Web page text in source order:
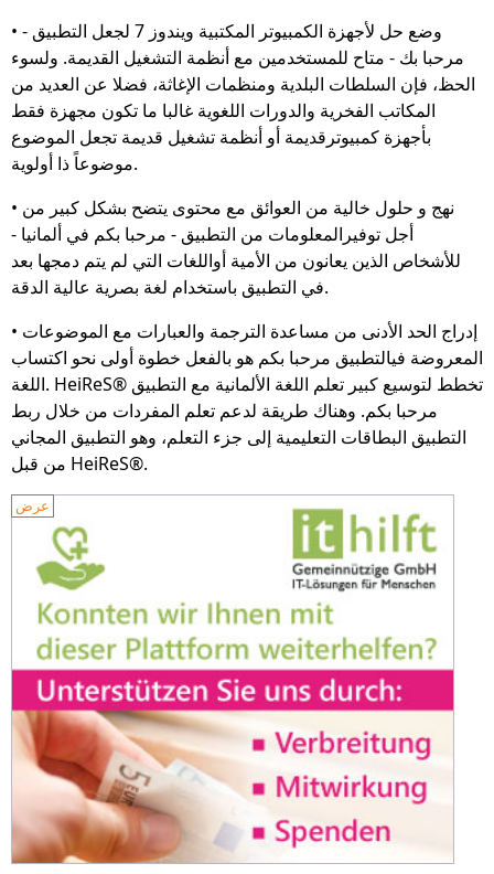
• وضع حل لأجهزة الكمبيوتر المكتبية ويندوز 7 لجعل التطبيق -
مرحبا بك - متاح للمستخدمين مع أنظمة التشغيل القديمة. ولسوء
الحظ، فإن السلطات البلدية ومنظمات الإغاثة، فضلا عن العديد من
المكاتب الفخرية والدورات اللغوية غالبا ما تكون مجهزة فقط
بأجهزة كمبيوترقديمة أو أنظمة تشغيل قديمة تجعل الموضوع
موضوعاً ذا أولوية.
• نهج و حلول خالية من العوائق مع محتوى يتضح بشكل كبير من
أجل توفيرالمعلومات من التطبيق - مرحبا بكم في ألمانيا -
للأشخاص الذين يعانون من الأمية أواللغات التي لم يتم دمجها بعد
في التطبيق باستخدام لغة بصرية عالية الدقة.
• إدراج الحد الأدنى من مساعدة الترجمة والعبارات مع الموضوعات
المعروضة فيالتطبيق مرحبا بكم هو بالفعل خطوة أولى نحو اكتساب
اللغة. HeiReS® تخطط لتوسيع كبير تعلم اللغة الألمانية مع التطبيق
مرحبا بكم. وهناك طريقة لدعم تعلم المفردات من خلال ربط
التطبيق البطاقات التعليمية إلى جزء التعلم، وهو التطبيق المجاني
من قبل HeiReS®.
عرض